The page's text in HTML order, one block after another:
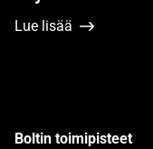
Lue lisää
Boltin toimipisteet